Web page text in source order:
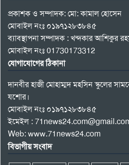
প্রকাশক ও সম্পাদক: মো: কামাল হোসেন
মোবাইল নংঃ ০১৯৭১২৮৩৮৪৫
ব্যাবস্থাপনা সম্পাদক : খন্দকার আশিকুর
মোবাইল নংঃ 01730173312
যোগাযোগের ঠিকানা
দানবীর হাজী মোহাম্মদ মহসিন স্কুলের
যশোর।
মোবাইল নংঃ ০১৯৭১২৮৩৮৪৫
ইমেইল :
Web: www.71news24.com
বিভাগীয় সংবাদ